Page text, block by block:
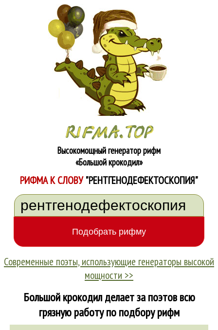
Высокомощный генератор рифм
«Большой крокодил»
РИФМА К СЛОВУ"РЕНТГЕНОДЕФЕКТОСКОПИЯ"
Современные поэты, использующие генераторы высокой
мощности >>
Большой крокодил делает за поэтов всю
грязную работу по подбору рифм